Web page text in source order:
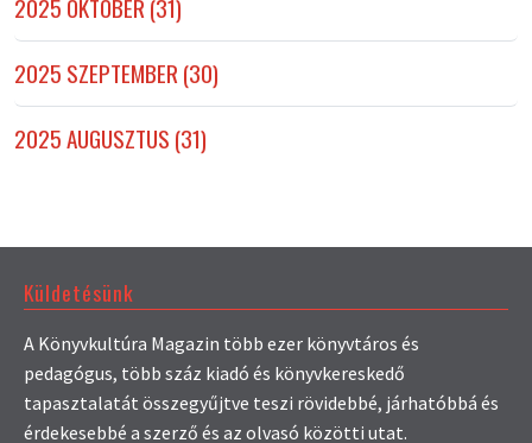
2025 OKTÓBER (31)
2025 SZEPTEMBER (30)
2025 AUGUSZTUS (31)
Küldetésünk
A Könyvkultúra Magazin több ezer könyvtáros és
pedagógus, több száz kiadó és könyvkereskedő
tapasztalatát összegyűjtve teszi rövidebbé, járhatóbbá és
érdekesebbé a szerző és az olvasó közötti utat.